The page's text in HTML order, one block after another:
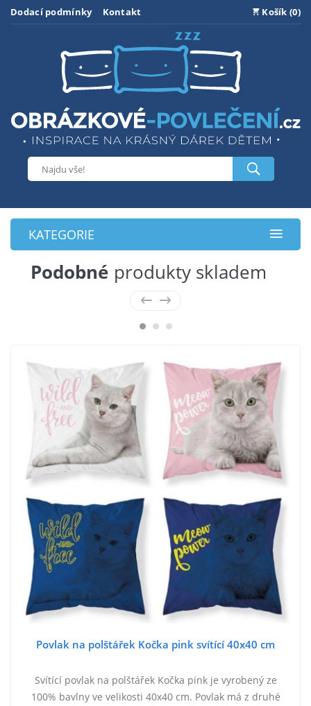
Dodací podmínky Kontakt Košík (0)
KATEGORIE
Podobné produkty skladem
Povlak na polštářek Kočka pink svítící 40x40 cm
Svítící povlak na polštářek Kočka pink je vyrobený ze
100% bavlny ve velikosti 40x40 cm. Povlak má z druhé